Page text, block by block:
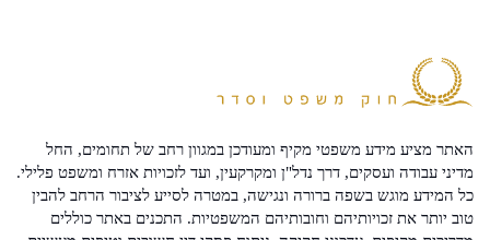
האתר מציע מידע משפטי מקיף ומעודכן במגוון רחב של תחומים, החל
מדיני עבודה ועסקים, דרך נדל"ן ומקרקעין, ועד לזכויות אזרח ומשפט פלילי.
כל המידע מוגש בשפה ברורה ונגישה, במטרה לסייע לציבור הרחב להבין
טוב יותר את זכויותיהם וחובותיהם המשפטיות. התכנים באתר כוללים